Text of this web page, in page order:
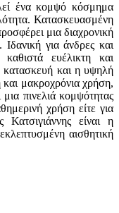
ένα κομψό κόσμημα
Κατασκευασμένη
μια διαχρονική
για άνδρες και
ευέλικτη και
και η υψηλή
και μακροχρόνια χρήση,
πινελιά κομψότητας
χρήση είτε για
Κατσιγιάννης είναι η
αισθητική